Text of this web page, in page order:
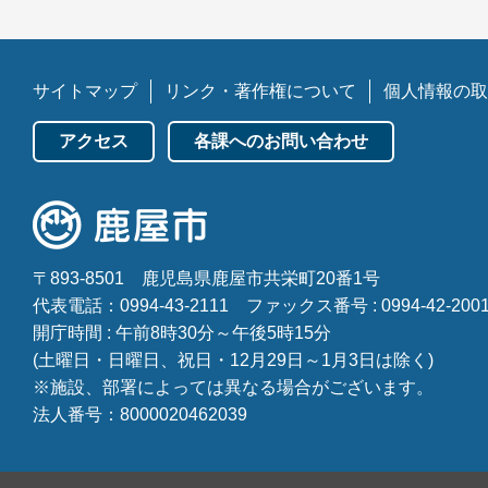
サイトマップ リンク・著作権について 個人情報の
アクセス 各課へのお問い合わせ
〒893-8501
鹿児島県鹿屋市共栄町20番1号
代表電話：0994-43-2111
ファックス番号 : 0994-42-
開庁時間 : 午前8時30分～午後5時15分
(土曜日・日曜日、祝日・12月29日～1月3日は除く)
※施設、部署によっては異なる場合がございます。
法人番号：8000020462039